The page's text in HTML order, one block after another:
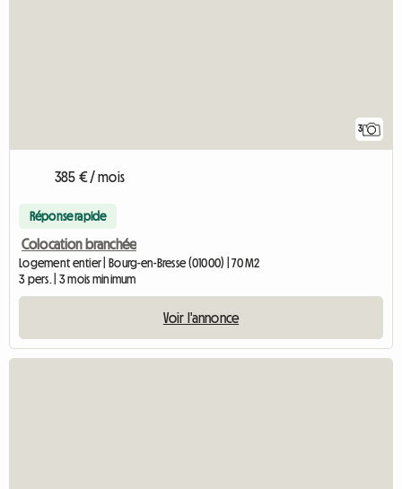
3
385 € / mois
Réponse rapide
Colocation branchée
Logement entier | Bourg-en-Bresse (01000) | 70 M2
3 pers. | 3 mois minimum
Voir l'annonce